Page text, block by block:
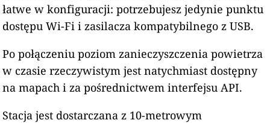
łatwe w konfiguracji: potrzebujesz jedynie punktu
dostępu Wi-Fi i zasilacza kompatybilnego z USB.
Po połączeniu poziom zanieczyszczenia powietrza
w czasie rzeczywistym jest natychmiast dostępny
na mapach i za pośrednictwem interfejsu API.
Stacja jest dostarczana z 10-metrowym